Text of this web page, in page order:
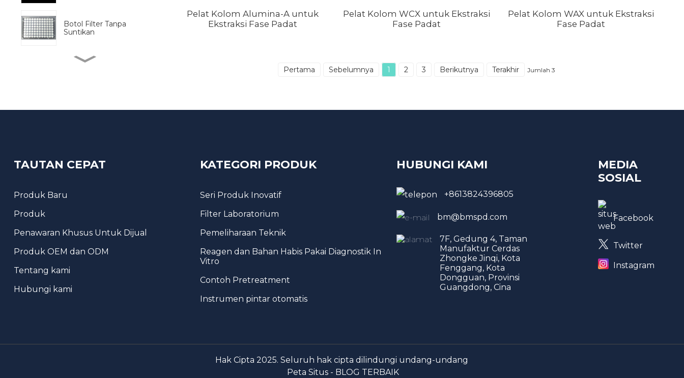
Botol Filter Tanpa
Suntikan
Sumur Mikro-
Tabung
Pengumpul Kotoran
Pelat Kolom Alumina-A untuk
Ekstraksi Fase Padat
Pelat Kolom WCX untuk Ekstraksi
Fase Padat
Pelat Kolom WAX untuk Ekstraksi
Fase Padat
Pertama Sebelumnya 1 2 3 Berikutnya Terakhir Jumlah 3
TAUTAN CEPAT
Produk Baru
Produk
Penawaran Khusus Untuk Dijual
Produk OEM dan ODM
Tentang kami
Hubungi kami
KATEGORI PRODUK
Seri Produk Inovatif
Filter Laboratorium
Pemeliharaan Teknik
Reagen dan Bahan Habis Pakai Diagnostik In
Vitro
Contoh Pretreatment
Instrumen pintar otomatis
HUBUNGI KAMI
+8613824396805
bm@bmspd.com
7F, Gedung 4, Taman
Manufaktur Cerdas
Zhongke Jinqi, Kota
Fenggang, Kota
Dongguan, Provinsi
Guangdong, Cina
MEDIA
SOSIAL
Facebook
Twitter
Instagram
Hak Cipta 2025. Seluruh hak cipta dilindungi undang-undang
Peta Situs - BLOG TERBAIK